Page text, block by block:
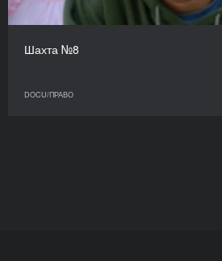
Шахта №8
DOCU/ПРАВО